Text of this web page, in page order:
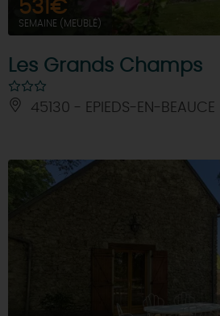
531€
SEMAINE (MEUBLÉ)
Les Grands Champs
45130 - EPIEDS-EN-BEAUCE